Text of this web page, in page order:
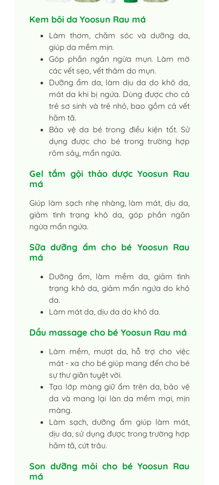
Kem bôi da Yoosun Rau má
Làm thơm, chăm sóc và dưỡng da,
giúp da mềm mịn.
Góp phần ngăn ngừa mụn. Làm mờ
các vết sẹo, vết thâm do mụn.
Dưỡng ẩm da, làm dịu da do khô da,
mát da khi bị ngứa. Dùng được cho cả
trẻ sơ sinh và trẻ nhỏ, bao gồm cả vết
hăm tã.
Bảo vệ da bé trong điều kiện tốt. Sử
dụng được cho bé trong trường hợp
rôm sảy, mẩn ngứa.
Gel tắm gội thảo dược Yoosun Rau
má
Giúp làm sạch nhẹ nhàng, làm mát, dịu da,
giảm tình trạng khô da, góp phần ngăn
ngừa mẩn ngứa.
Sữa dưỡng ẩm cho bé Yoosun Rau
má
Dưỡng ẩm, làm mềm da, giảm tình
trạng khô da, giảm mẩn ngứa do khô
da.
Làm mát da, dịu da do khô da.
Dầu massage cho bé Yoosun Rau má
Làm mềm, mượt da, hỗ trợ cho việc
mát - xa cho bé giúp mang đến cho bé
sự thư giãn tuyệt vời.
Tạo lớp màng giữ ẩm trên da, bảo vệ
da và mang lại làn da mềm mại, mịn
màng.
Làm sạch, dưỡng ẩm giúp làm mát,
dịu da, sử dụng được trong trường hợp
hăm tã, cứt trâu.
Son dưỡng môi cho bé Yoosun Rau
má